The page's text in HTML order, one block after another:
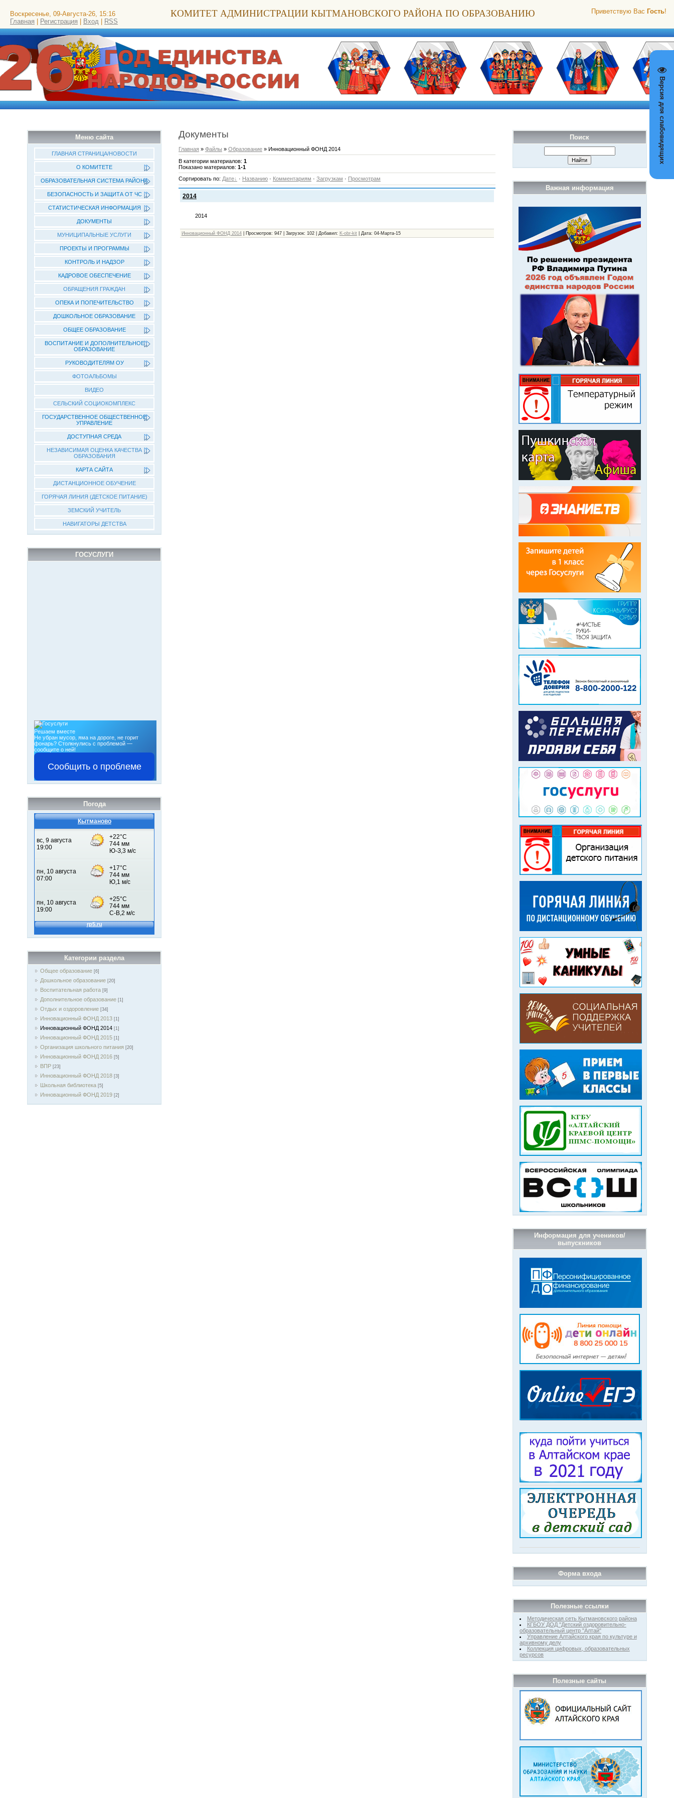
Версия для слабовидящих
Приветствую Вас Гость!
КОМИТЕТ АДМИНИСТРАЦИИ КЫТМАНОВСКОГО РАЙОНА ПО ОБРАЗОВАНИЮ
Воскресенье, 09-Августа-26, 15:16
Главная
Регистрация Вход RSS
Меню сайта
ГЛАВНАЯ СТРАНИЦА/НОВОСТИ
О КОМИТЕТЕ
ОБРАЗОВАТЕЛЬНАЯ СИСТЕМА РАЙОНА
БЕЗОПАСНОСТЬ И ЗАЩИТА ОТ ЧС
СТАТИСТИЧЕСКАЯ ИНФОРМАЦИЯ
ДОКУМЕНТЫ
МУНИЦИПАЛЬНЫЕ УСЛУГИ
ПРОЕКТЫ И ПРОГРАММЫ
КОНТРОЛЬ И НАДЗОР
КАДРОВОЕ ОБЕСПЕЧЕНИЕ
ОБРАЩЕНИЯ ГРАЖДАН
ОПЕКА И ПОПЕЧИТЕЛЬСТВО
ДОШКОЛЬНОЕ ОБРАЗОВАНИЕ
ОБЩЕЕ ОБРАЗОВАНИЕ
ВОСПИТАНИЕ И ДОПОЛНИТЕЛЬНОЕ
ОБРАЗОВАНИЕ
РУКОВОДИТЕЛЯМ ОУ
ФОТОАЛЬБОМЫ
ВИДЕО
СЕЛЬСКИЙ СОЦИОКОМПЛЕКС
ГОСУДАРСТВЕННОЕ ОБЩЕСТВЕННОЕ
УПРАВЛЕНИЕ
ДОСТУПНАЯ СРЕДА
НЕЗАВИСИМАЯ ОЦЕНКА КАЧЕСТВА
ОБРАЗОВАНИЯ
КАРТА САЙТА
ДИСТАНЦИОННОЕ ОБУЧЕНИЕ
ГОРЯЧАЯ ЛИНИЯ (ДЕТСКОЕ ПИТАНИЕ)
ЗЕМСКИЙ УЧИТЕЛЬ
НАВИГАТОРЫ ДЕТСТВА
ГОСУСЛУГИ
Решаем вместе
Не убран мусор, яма на дороге, не горит
фонарь?Столкнулись с проблемой —
сообщите о ней!
Сообщить о проблеме
Погода
Кытманово
Категории раздела
Общее образование [6]
Дошкольное образование [20]
Воспитательная работа [9]
Дополнительное образование [1]
Отдых и оздоровление [34]
Инновационный ФОНД 2013 [1]
Инновационный ФОНД 2014 [1]
Инновационный ФОНД 2015 [1]
Организация школьного питания [20]
Инновационный ФОНД 2016 [5]
ВПР [23]
Инновационный ФОНД 2018 [3]
Школьная библиотека [5]
Инновационный ФОНД 2019 [2]
Поиск
Важная информация
Информация для учеников/
выпускников
Форма входа
Полезные ссылки
Методическая сеть Кытмановского района
КГБОУ ДОД "Детский оздоровительно-
образовательный центр "Алтай"
Управление Алтайского края по культуре и
архивному делу
Коллекция цифровых, образовательных
ресурсов
Полезные сайты
Документы
Главная » Файлы » Образование» Инновационный ФОНД 2014
В категории материалов: 1
Показано материалов: 1-1
Сортировать по: Дате · Названию· Комментариям · Загрузкам · Просмотрам
2014
2014
Инновационный ФОНД 2014| Просмотров: 947| Загрузок: 102| Добавил: K-obr-kit| Дата: 04-Марта-15